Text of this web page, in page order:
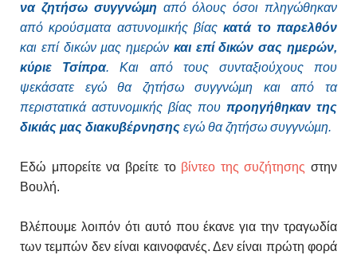
να ζητήσω συγγνώµη από όλους όσοι πληγώθηκαν
από κρούσµατα αστυνοµικής βίαςκατά το παρελθόν
και επί δικών µας ηµερών και επί δικών σας ηµερών,
κύριε Τσίπρα. Και από τους συνταξιούχους που
ψεκάσατε εγώ θα ζητήσω συγγνώµη και από τα
περιστατικά αστυνοµικής βίας που προηγήθηκαν της
δικιάς µας διακυβέρνησης εγώ θα ζητήσω συγγνώµη.
Εδώ μπορείτε να βρείτε το βίντεο της συζήτησης στην
Βουλή.
Βλέπουμε λοιπόν ότι αυτό που έκανε για την τραγωδία
των τεμπών δεν είναι καινοφανές. Δεν είναι πρώτη φορά